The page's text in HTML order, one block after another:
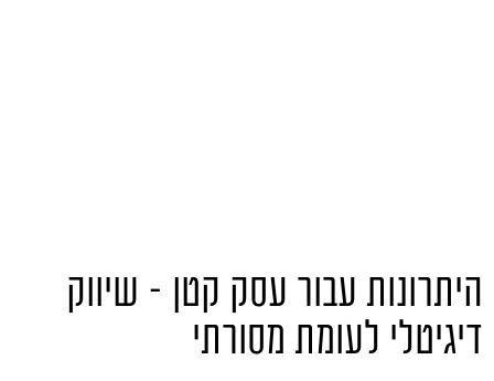
היתרונות עבור עסק קטן – שיווק
דיגיטלי לעומת מסורתי